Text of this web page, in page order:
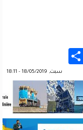
WhatsApp
سبت, 18/05/2019 - 18:11